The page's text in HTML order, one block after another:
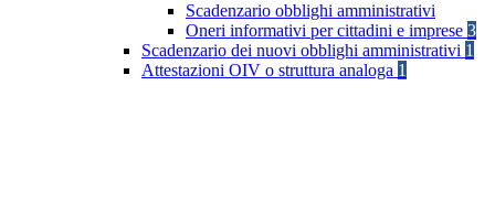
Scadenzario obblighi amministrativi
Oneri informativi per cittadini e imprese 3
Scadenzario dei nuovi obblighi amministrativi 1
Attestazioni OIV o struttura analoga 1